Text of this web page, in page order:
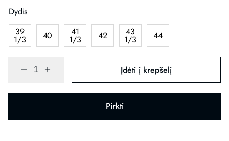
Dydis
39
1/3 40 41
1/3 42 43
1/3 44
Įdėti į krepšelį
Pirkti